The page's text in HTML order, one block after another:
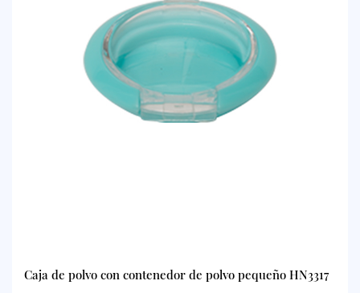
Caja de polvo con contenedor de polvo pequeño HN3317